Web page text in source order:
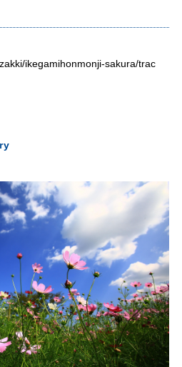
ikegamihonmonji-sakura/trac